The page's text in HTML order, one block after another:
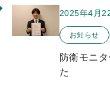
2025年4月
このお知ら
お知らせ
防衛モニ
た